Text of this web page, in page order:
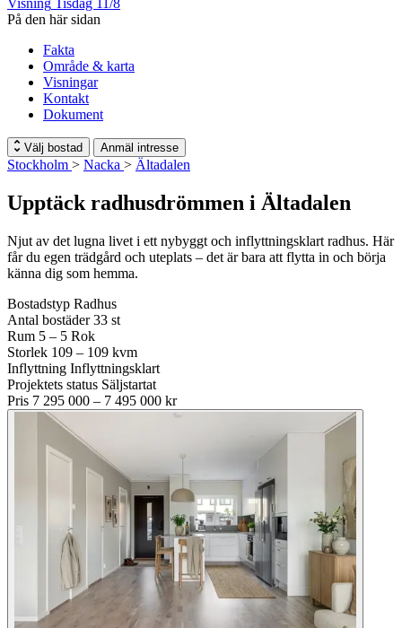
Visning Tisdag 11/8
På den här sidan
Fakta
Område & karta
Visningar
Kontakt
Dokument
Välj bostad Anmäl intresse
Stockholm > Nacka > Ältadalen
Upptäck radhusdrömmen i Ältadalen
Njut av det lugna livet i ett nybyggt och inflyttningsklart radhus. Här
får du egen trädgård och uteplats – det är bara att flytta in och börja
känna dig som hemma.
Bostadstyp Radhus
Antal bostäder 33 st
Rum 5 – 5 Rok
Storlek 109 – 109 kvm
Inflyttning Inflyttningsklart
Projektets status Säljstartat
Pris 7 295 000 – 7 495 000 kr